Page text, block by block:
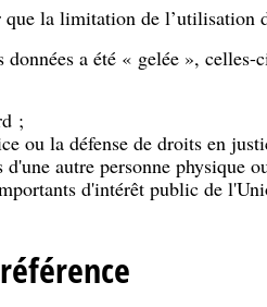
la limitation de l’utilisation
a été « gelée », celles-
;
ou la défense de droits en
autre personne physique
d'intérêt public de